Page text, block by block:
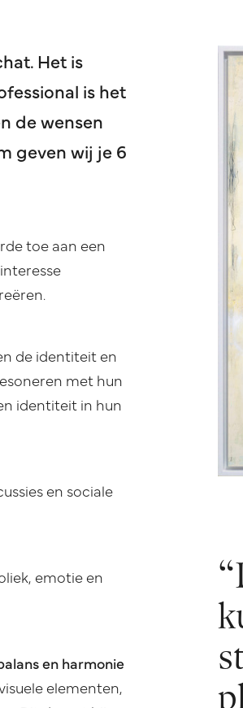
Het is
is het
de wensen
geven wij je 6
toe aan een
de identiteit en
met hun
identiteit in hun
en sociale
emotie en
en harmonie
elementen,